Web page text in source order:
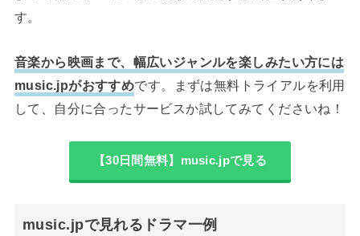
す。
音楽から映画まで、幅広いジャンルを楽しみたい方には
music.jpがおすすめです。まずは無料トライアルを利用
して、自分に合ったサービスか試してみてくださいね！
【30日間無料】music.jpで見る
music.jpで見れるドラマ一例